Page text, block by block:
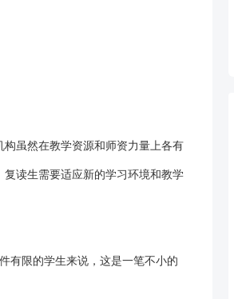
构虽然在教学资源和师资力量上各有
读生需要适应新的学习环境和教学
有限的学生来说，这是一笔不小的